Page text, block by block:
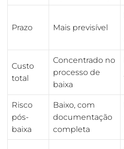
Prazo Mais previsível
Custo
total
Concentrado no
processo de
baixa
Risco
pós-
baixa
Baixo, com
documentação
completa